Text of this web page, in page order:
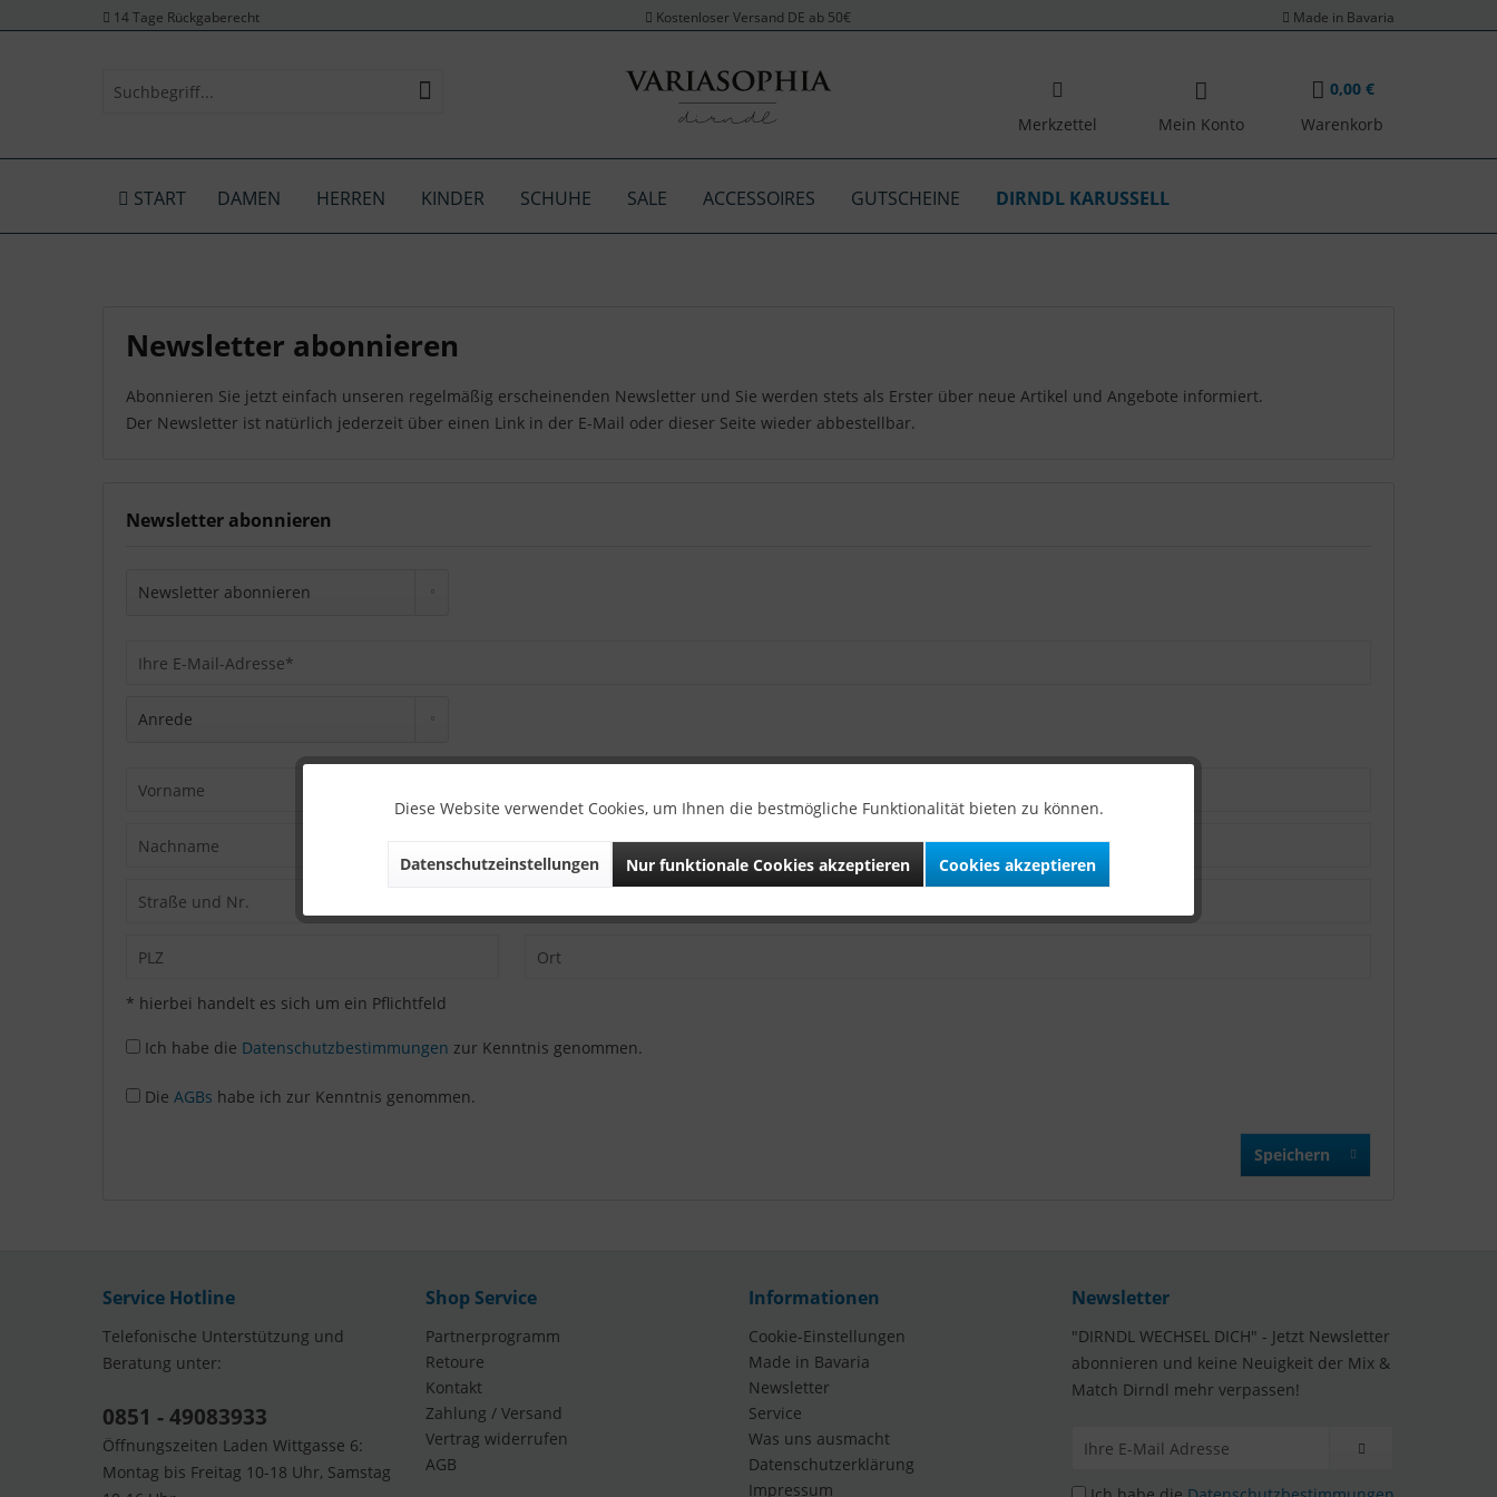
14 Tage Rückgaberecht Kostenloser Versand DE ab 50€ Made in Bavaria
Merkzettel Mein Konto
0,00 €
Warenkorb
START DAMEN HERREN KINDER SCHUHE SALE ACCESSOIRES GUTSCHEINE DIRNDL KARUSSELL
Newsletter abonnieren
Abonnieren Sie jetzt einfach unseren regelmäßig erscheinenden Newsletter und Sie werden stets als Erster über neue Artikel und Angebote informiert.
Der Newsletter ist natürlich jederzeit über einen Link in der E-Mail oder dieser Seite wieder abbestellbar.
Newsletter abonnieren
* hierbei handelt es sich um ein Pflichtfeld
Ich habe die Datenschutzbestimmungen zur Kenntnis genommen.
Die AGBs habe ich zur Kenntnis genommen.
Speichern
Service Hotline
Telefonische Unterstützung und
Beratung unter:
0851 - 49083933
Öffnungszeiten Laden Wittgasse 6:
Montag bis Freitag 10-18 Uhr, Samstag
Shop Service
Partnerprogramm
Retoure
Kontakt
Zahlung / Versand
Vertrag widerrufen
AGB
Informationen
Cookie-Einstellungen
Made in Bavaria
Newsletter
Service
Was uns ausmacht
Datenschutzerklärung
Impressum
Newsletter
"DIRNDL WECHSEL DICH" - Jetzt Newsletter
abonnieren und keine Neuigkeit der Mix &
Match Dirndl mehr verpassen!
Diese Website verwendet Cookies, um Ihnen die bestmögliche Funktionalität bieten zu können.
Datenschutzeinstellungen Nur funktionale Cookies akzeptieren Cookies akzeptieren